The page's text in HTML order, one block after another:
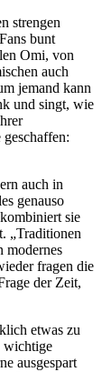
strengen
bunt
Omi, von
auch
jemand kann
und singt, wie
auch in
genauso
sie
„Traditionen
modernes
fragen die
der Zeit,
etwas zu
wichtige
ausgespart